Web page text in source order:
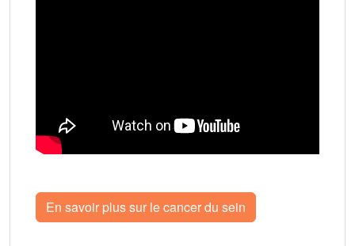
En savoir plus sur le cancer du sein